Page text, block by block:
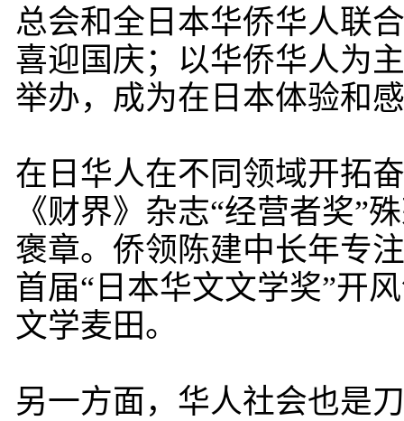
总会和全日本华侨华人联
喜迎国庆；以华侨华人为
举办，成为在日本体验和
在日华人在不同领域开拓
《财界》杂志“经营者奖”
褒章。侨领陈建中长年专
首届“日本华文文学奖”开
文学麦田。
另一方面，华人社会也是